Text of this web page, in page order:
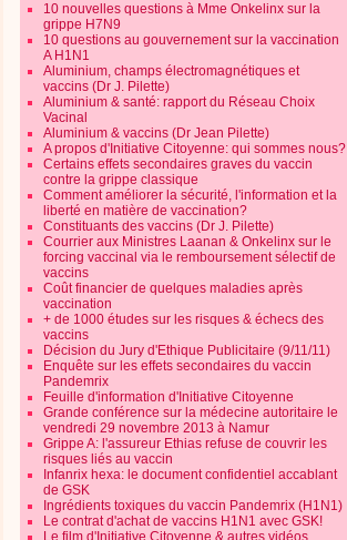
10 nouvelles questions à Mme Onkelinx sur la
grippe H7N9
10 questions au gouvernement sur la vaccination
A H1N1
Aluminium, champs électromagnétiques et
vaccins (Dr J. Pilette)
Aluminium & santé: rapport du Réseau Choix
Vacinal
Aluminium & vaccins (Dr Jean Pilette)
A propos d'Initiative Citoyenne: qui sommes nous?
Certains effets secondaires graves du vaccin
contre la grippe classique
Comment améliorer la sécurité, l'information et la
liberté en matière de vaccination?
Constituants des vaccins (Dr J. Pilette)
Courrier aux Ministres Laanan & Onkelinx sur le
forcing vaccinal via le remboursement sélectif de
vaccins
Coût financier de quelques maladies après
vaccination
+ de 1000 études sur les risques & échecs des
vaccins
Décision du Jury d'Ethique Publicitaire (9/11/11)
Enquête sur les effets secondaires du vaccin
Pandemrix
Feuille d'information d'Initiative Citoyenne
Grande conférence sur la médecine autoritaire le
vendredi 29 novembre 2013 à Namur
Grippe A: l'assureur Ethias refuse de couvrir les
risques liés au vaccin
Infanrix hexa: le document confidentiel accablant
de GSK
Ingrédients toxiques du vaccin Pandemrix (H1N1)
Le contrat d'achat de vaccins H1N1 avec GSK!
Le film d'Initiative Citoyenne & autres vidéos